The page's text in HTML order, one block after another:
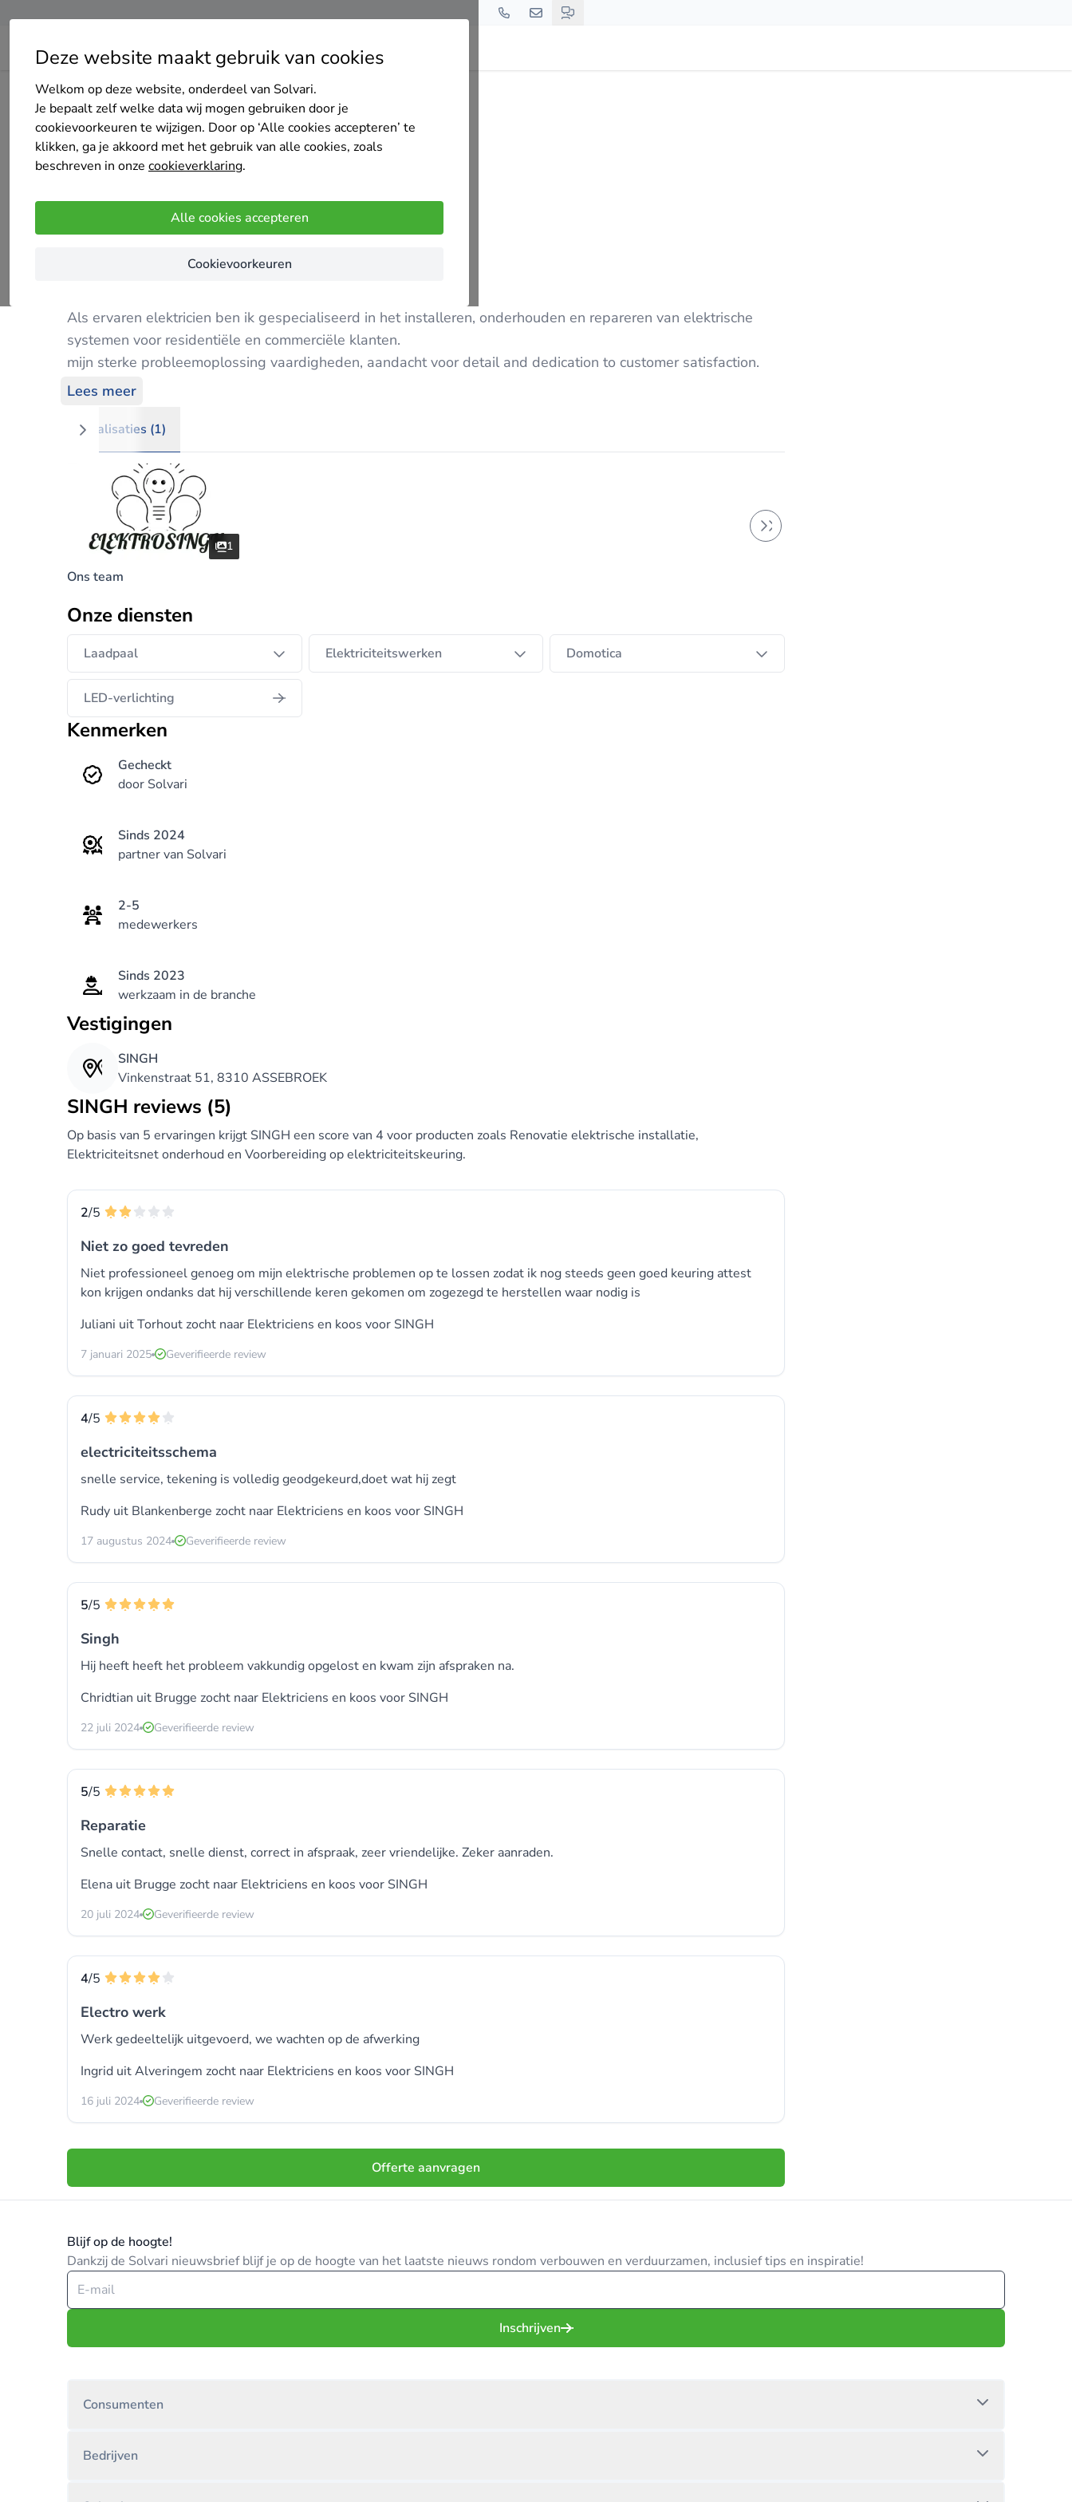
Deze website maakt gebruik van cookies
Welkom op deze website, onderdeel van Solvari.
Je bepaalt zelf welke data wij mogen gebruiken door je
cookievoorkeuren te wijzigen. Door op ‘Alle cookies accepteren’ te
klikken, ga je akkoord met het gebruik van alle cookies, zoals
beschreven in onze cookieverklaring.
Alle cookies accepteren
Cookievoorkeuren
Home Bedrijven overzicht SINGH
5 keer gekozen
(5 reviews)
Als ervaren elektricien ben ik gespecialiseerd in het installeren, onderhouden en repareren van elektrische
systemen voor residentiële en commerciële klanten.
mijn sterke probleemoplossing vaardigheden, aandacht voor detail and dedication to customer satisfaction.
Lees meer
Realisaties (1)
1
Ons team
Onze diensten
Laadpaal Elektriciteitswerken Domotica
LED-verlichting
Kenmerken
Gecheckt
door Solvari
Sinds 2024
partner van Solvari
2-5
medewerkers
Sinds 2023
werkzaam in de branche
Vestigingen
SINGH
Vinkenstraat 51, 8310 ASSEBROEK
SINGH reviews (5)
Op basis van 5 ervaringen krijgt SINGH een score van 4 voor producten zoals Renovatie elektrische installatie,
Elektriciteitsnet onderhoud en Voorbereiding op elektriciteitskeuring.
2/5
Niet zo goed tevreden
Niet professioneel genoeg om mijn elektrische problemen op te lossen zodat ik nog steeds geen goed keuring attest
kon krijgen ondanks dat hij verschillende keren gekomen om zogezegd te herstellen waar nodig is
Juliani uit Torhout zocht naar Elektriciens en koos voor SINGH
7 januari 2025 Geverifieerde review
4/5
electriciteitsschema
snelle service, tekening is volledig geodgekeurd,doet wat hij zegt
Rudy uit Blankenberge zocht naar Elektriciens en koos voor SINGH
17 augustus 2024 Geverifieerde review
5/5
Singh
Hij heeft heeft het probleem vakkundig opgelost en kwam zijn afspraken na.
Chridtian uit Brugge zocht naar Elektriciens en koos voor SINGH
22 juli 2024 Geverifieerde review
5/5
Reparatie
Snelle contact, snelle dienst, correct in afspraak, zeer vriendelijke. Zeker aanraden.
Elena uit Brugge zocht naar Elektriciens en koos voor SINGH
20 juli 2024 Geverifieerde review
4/5
Electro werk
Werk gedeeltelijk uitgevoerd, we wachten op de afwerking
Ingrid uit Alveringem zocht naar Elektriciens en koos voor SINGH
16 juli 2024 Geverifieerde review
Offerte aanvragen
Blijf op de hoogte!
Dankzij de Solvari nieuwsbrief blijf je op de hoogte van het laatste nieuws rondom verbouwen en verduurzamen, inclusief tips en inspiratie!
Inschrijven
Consumenten
Bedrijven